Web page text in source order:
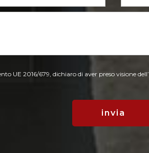
UE 2016/679, dichiaro di aver preso visione dell’